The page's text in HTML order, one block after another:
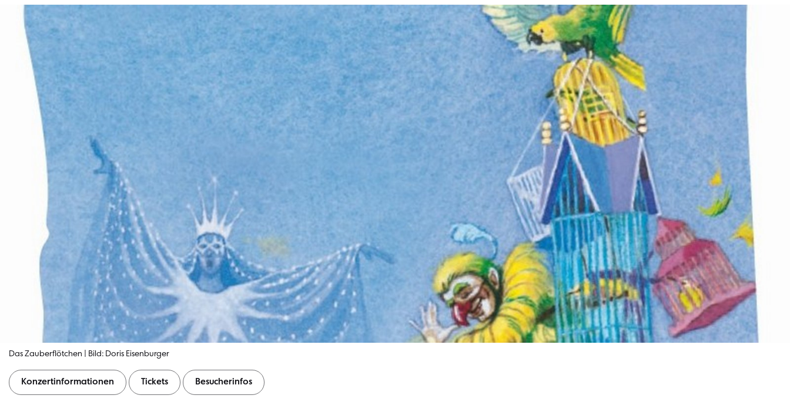
Das Zauberflötchen | Bild: Doris Eisenburger
Konzertinformationen Tickets Besucherinfos